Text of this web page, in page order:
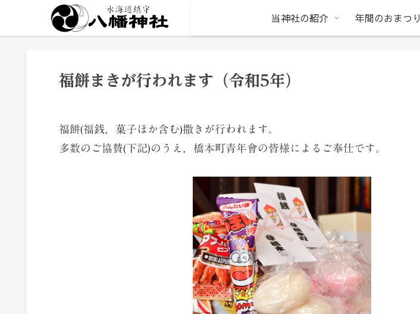
当神社の紹介 年間のおまつり
福餅まきが行われます（令和5年）
福餅(福銭，菓子ほか含む)撒きが行われます。
多数のご協賛(下記)のうえ，橋本町青年會の皆様によるご奉仕です。